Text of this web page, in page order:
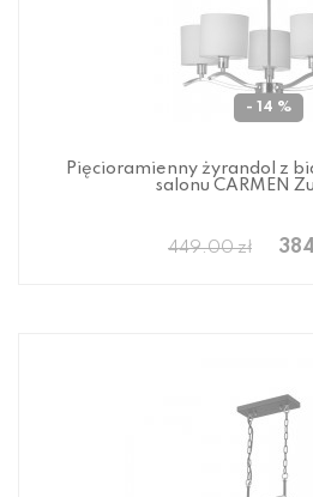
- 14 %
Pięcioramienny żyrandol z
salonu CARMEN
449.00 zł